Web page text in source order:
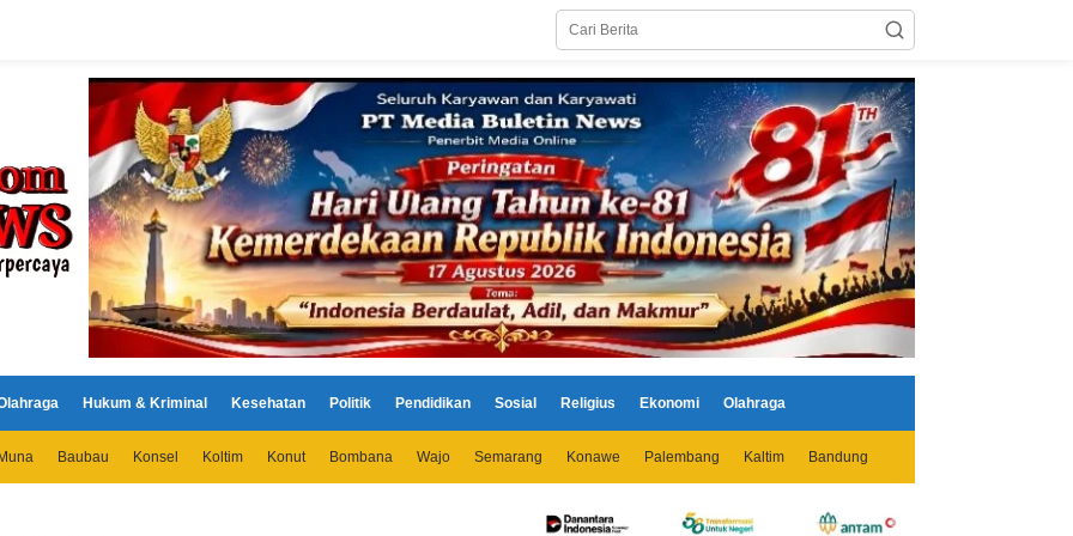
Hukum & Kriminal Kesehatan Politik Pendidikan Sosial Religius Ekonomi Olahraga
Baubau Konsel Koltim Konut Bombana Wajo Semarang Konawe Palembang Kaltim Bandung